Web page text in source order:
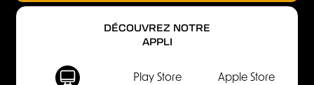
DÉCOUVREZ NOTRE
APPLI
Play Store Apple Store